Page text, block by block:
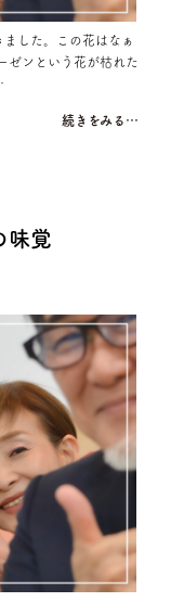
した。この花はなぁ
ゼンという花が枯れた
続きをみる…
味覚